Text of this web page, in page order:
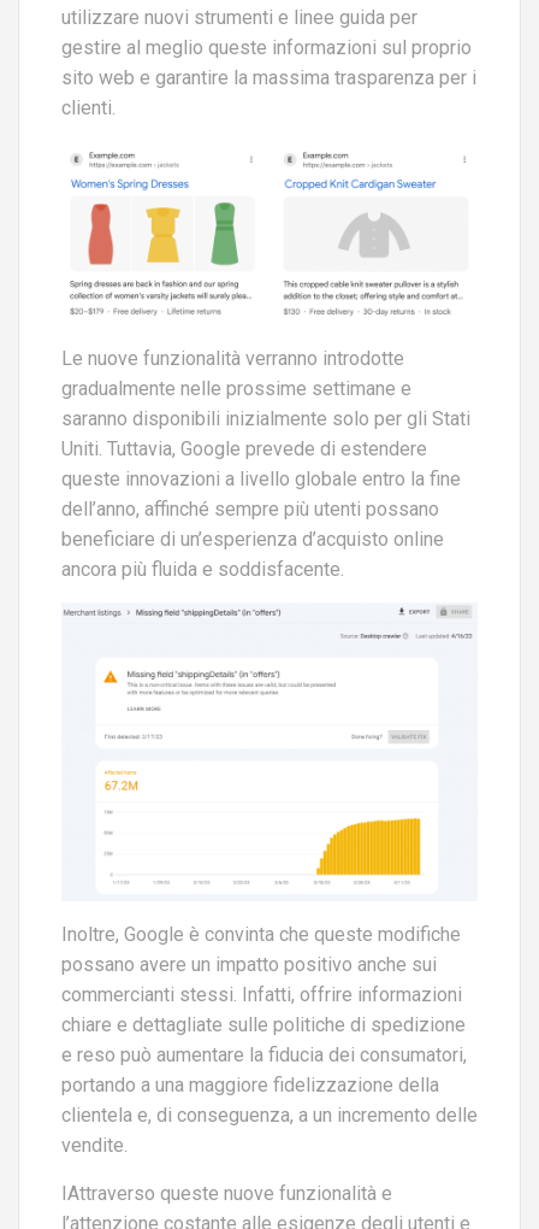
utilizzare nuovi strumenti e linee guida per
gestire al meglio queste informazioni sul proprio
sito web e garantire la massima trasparenza per i
clienti.
Le nuove funzionalità verranno introdotte
gradualmente nelle prossime settimane e
saranno disponibili inizialmente solo per gli Stati
Uniti. Tuttavia, Google prevede di estendere
queste innovazioni a livello globale entro la fine
dell’anno, affinché sempre più utenti possano
beneficiare di un’esperienza d’acquisto online
ancora più fluida e soddisfacente.
Inoltre, Google è convinta che queste modifiche
possano avere un impatto positivo anche sui
commercianti stessi. Infatti, offrire informazioni
chiare e dettagliate sulle politiche di spedizione
e reso può aumentare la fiducia dei consumatori,
portando a una maggiore fidelizzazione della
clientela e, di conseguenza, a un incremento delle
vendite.
IAttraverso queste nuove funzionalità e
l’attenzione costante alle esigenze degli utenti e